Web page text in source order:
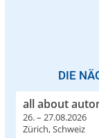
DIE
all about
26. – 27.08.2026
Zürich, Schweiz